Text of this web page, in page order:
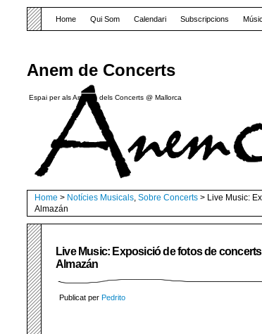
Anem de Concerts
Espai per als Amants dels Concerts @ Mallorca
Home Qui Som Calendari Subscripcions
Home > Notícies Musicals, Sobre Concerts > Live Music:
Almazán
Live Music: Exposició de fotos de
Almazán
Publicat per Pedrito